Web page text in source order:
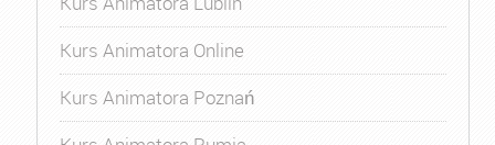
Kurs Animatora Online
Kurs Animatora Poznań